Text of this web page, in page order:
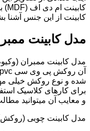
کابینت از این جنس آشنا
مدل کابینت
مدل کابینت ممبران
شده و نوع روکش خیلی
برای کارهای کلاسیک
و معایب آن میتوانید
مدل کابینت چوبی